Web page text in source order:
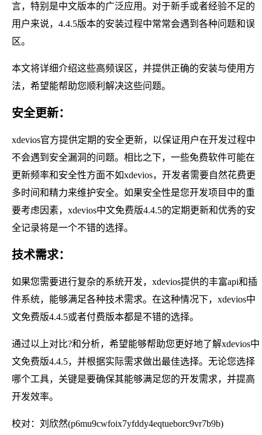
言，特别是中文版本的广泛应用。对于新手或者经验不足的
用户来说，4.4.5版本的安装过程中常常会遇到各种问题和误
区。
本文将详细介绍这些高频误区，并提供正确的安装与使用方
法，希望能帮助您顺利解决这些问题。
安全更新：
xdevios官方提供定期的安全更新，以保证用户在开发过程中
不会遇到安全漏洞的问题。相比之下，一些免费软件可能在
更新频率和安全性方面不如xdevios，开发者需要自然花费更
多时间和精力来维护安全。如果安全性是您开发项目中的重
要考虑因素，xdevios中文免费版4.4.5的定期更新和优秀的安
全记录将是一个不错的选择。
技术需求：
如果您需要进行复杂的系统开发，xdevios提供的丰富api和插
件系统，能够满足各种技术需求。在这种情况下，xdevios中
文免费版4.4.5或者付费版本都是不错的选择。
通过以上对比?和分析，希望能够帮助您更好地了解xdevios中
文免费版4.4.5，并根据实际需求做出最佳选择。无论您选择
哪个工具，关键是要确保其能够满足您的开发需求，并提高
开发效率。
校对：刘欣然(p6mu9cwfoix7yfddy4eqtueborc9vr7b9b)